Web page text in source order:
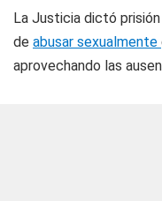
La Justicia dictó
de abusar sexualmente
aprovechando las